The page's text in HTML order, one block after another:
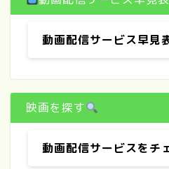
動画配信サービス早見
映画を探す
動画配信サービスをチ